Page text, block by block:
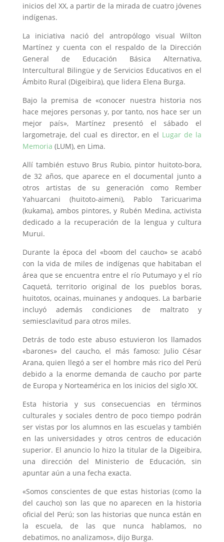
inicios del XX, a partir de la mirada de cuatro jóvenes
indígenas.
La iniciativa nació del antropólogo visual Wilton
Martínez y cuenta con el respaldo de la Dirección
General de Educación Básica Alternativa,
Intercultural Bilingüe y de Servicios Educativos en el
Ámbito Rural (Digeibira), que lidera Elena Burga.
Bajo la premisa de «conocer nuestra historia nos
hace mejores personas y, por tanto, nos hace ser un
mejor país», Martínez presentó el sábado el
largometraje, del cual es director, en el Lugar de la
Memoria (LUM), en Lima.
Allí también estuvo Brus Rubio, pintor huitoto-bora,
de 32 años, que aparece en el documental junto a
otros artistas de su generación como Rember
Yahuarcani (huitoto-aimeni), Pablo Taricuarima
(kukama), ambos pintores, y Rubén Medina, activista
dedicado a la recuperación de la lengua y cultura
Murui.
Durante la época del «boom del caucho» se acabó
con la vida de miles de indígenas que habitaban el
área que se encuentra entre el río Putumayo y el río
Caquetá, territorio original de los pueblos boras,
huitotos, ocainas, muinanes y andoques. La barbarie
incluyó además condiciones de maltrato y
semiesclavitud para otros miles.
Detrás de todo este abuso estuvieron los llamados
«barones» del caucho, el más famoso: Julio César
Arana, quien llegó a ser el hombre más rico del Perú
debido a la enorme demanda de caucho por parte
de Europa y Norteamérica en los inicios del siglo XX.
Esta historia y sus consecuencias en términos
culturales y sociales dentro de poco tiempo podrán
ser vistas por los alumnos en las escuelas y también
en las universidades y otros centros de educación
superior. El anuncio lo hizo la titular de la Digeibira,
una dirección del Ministerio de Educación, sin
apuntar aún a una fecha exacta.
«Somos conscientes de que estas historias (como la
del caucho) son las que no aparecen en la historia
oficial del Perú; son las historias que nunca están en
la escuela, de las que nunca hablamos, no
debatimos, no analizamos», dijo Burga.